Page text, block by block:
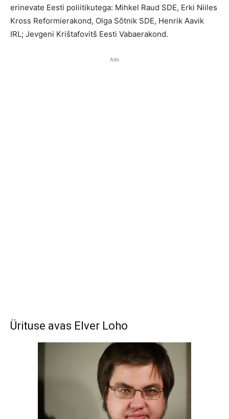
erinevate Eesti poliitikutega: Mihkel Raud SDE, Erki Niiles
Kross Reformierakond, Olga Sõtnik SDE, Henrik Aavik
IRL; Jevgeni Krištafovitš Eesti Vabaerakond.
Ads
Ürituse avas Elver Loho